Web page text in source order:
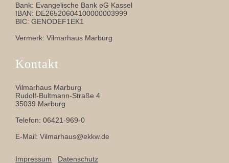
Bank: Evangelische Bank eG Kassel
IBAN: DE26520604100000003999
BIC: GENODEF1EK1
Vermerk: Vilmarhaus Marburg
Kontakt
Vilmarhaus Marburg
Rudolf-Bultmann-Straße 4
35039 Marburg
Telefon: 06421-969-0
E-Mail: Vilmarhaus@ekkw.de
Impressum Datenschutz